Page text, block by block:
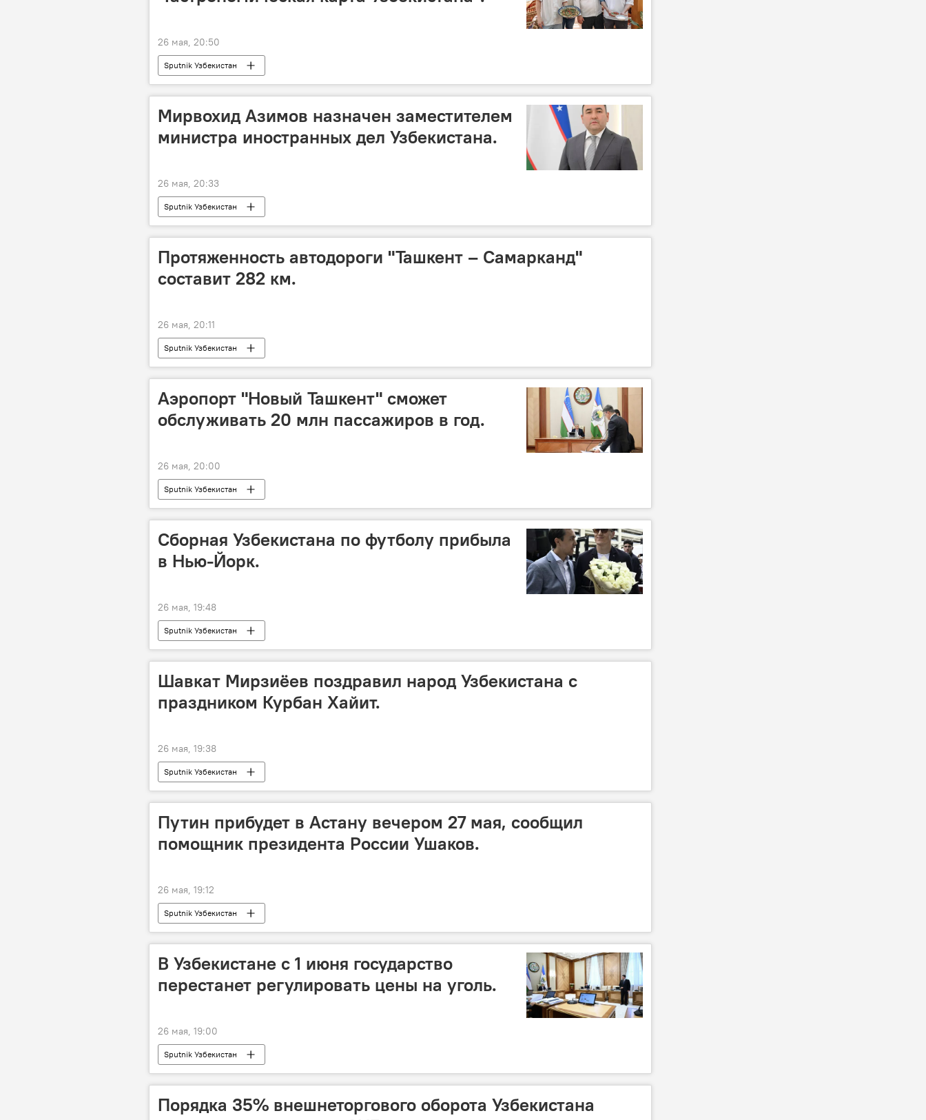
26 мая, 20:50
Sputnik Узбекистан
Мирвохид Азимов назначен заместителем
министра иностранных дел Узбекистана.
26 мая, 20:33
Sputnik Узбекистан
Протяженность автодороги "Ташкент – Самарканд"
составит 282 км.
26 мая, 20:11
Sputnik Узбекистан
Аэропорт "Новый Ташкент" сможет
обслуживать 20 млн пассажиров в год.
26 мая, 20:00
Sputnik Узбекистан
Сборная Узбекистана по футболу прибыла
в Нью-Йорк.
26 мая, 19:48
Sputnik Узбекистан
Шавкат Мирзиёев поздравил народ Узбекистана с
праздником Курбан Хайит.
26 мая, 19:38
Sputnik Узбекистан
Путин прибудет в Астану вечером 27 мая, сообщил
помощник президента России Ушаков.
26 мая, 19:12
Sputnik Узбекистан
В Узбекистане с 1 июня государство
перестанет регулировать цены на уголь.
26 мая, 19:00
Sputnik Узбекистан
Порядка 35% внешнеторгового оборота Узбекистана